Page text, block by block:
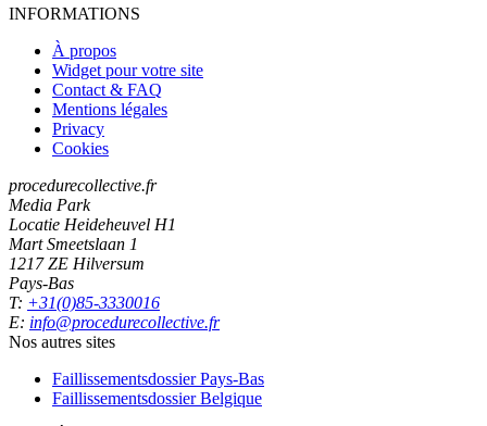
INFORMATIONS
À propos
Widget pour votre site
Contact & FAQ
Mentions légales
Privacy
Cookies
procedurecollective.fr
Media Park
Locatie Heideheuvel H1
Mart Smeetslaan 1
1217 ZE Hilversum
Pays-Bas
T: +31(0)85-3330016
E: info@procedurecollective.fr
Nos autres sites
Faillissementsdossier Pays-Bas
Faillissementsdossier Belgique